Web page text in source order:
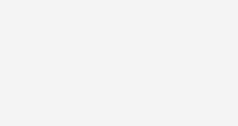
Planungssicherheit nicht ganz so
das Herunterfahren der Produktionslinien
auch Freiflächenmodule mittelfristig
Martin Schachinger. „Gewisse
Modulgrößen identisch und wenn ein